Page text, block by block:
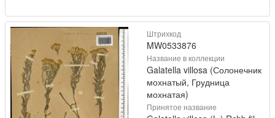
Штрихкод
MW0533876
Название в коллекции
Galatella villosa (Солонечник
мохнатый, Грудница
мохнатая)
Принятое название